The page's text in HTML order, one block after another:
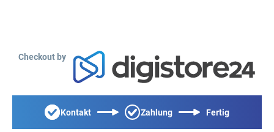
Checkout by
Kontakt Zahlung Fertig